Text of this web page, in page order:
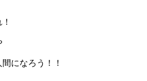
になろう！！